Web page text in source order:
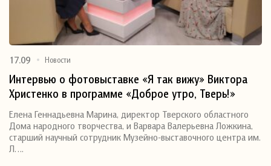
17.09 Новости
Интервью о фотовыставке «Я так вижу» Виктора
Христенко в программе «Доброе утро, Тверь!»
Елена Геннадьевна Марина, директор Тверского областного
Дома народного творчества, и Варвара Валерьевна Ложкина,
старший научный сотрудник Музейно-выставочного центра им.
Л….